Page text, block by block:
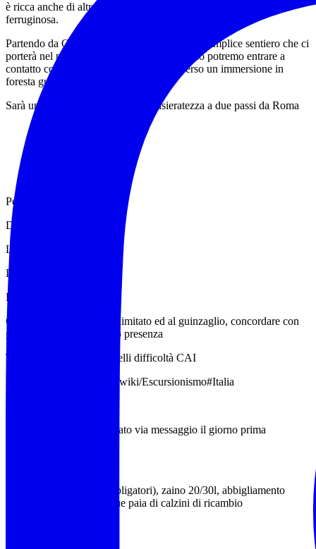
è ricca anche di altre sorgenti freschissime, di cui una di acqua
ferruginosa.
Partendo da Oriolo Romano prenderemo un semplice sentiero che ci
porterà nel parco della mola , dove nel bosco potremo entrare a
contatto con l’ energia della natura attraverso un immersione in
foresta guidata.
Sarà una giornata di relax e di spensieratezza a due passi da Roma
Percorso: anello
Difficoltà: T/E
Lunghezza: 14 km circa
Dislivello: 150 m circa
Durata: 6:00 ore circa
Cani ammessi in numero limitato ed al guinzaglio, concordare con
gli accompagnatori la loro presenza
Tabella esplicativa dei livelli difficoltà CAI
https://it.m.wikipedia.org/wiki/Escursionismo#Italia
Il punto esatto verrà indicato via messaggio il giorno prima
Scarponi da trekking (obbligatori), zaino 20/30l, abbigliamento
adeguato alla stagione, due paia di calzini di ricambio